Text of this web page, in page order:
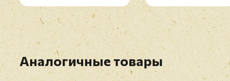
Аналогичные товары